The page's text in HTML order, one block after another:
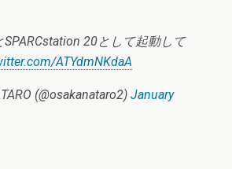
20として起動して
ATYdmNKdaA
(@osakanataro2) January